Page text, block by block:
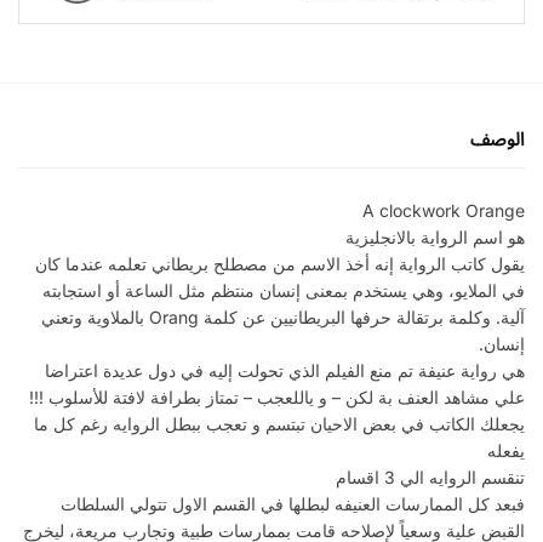
الوصف
A clockwork Orange
هو اسم الرواية بالانجليزية
يقول كاتب الرواية إنه أخذ الاسم من مصطلح بريطاني تعلمه عندما كان
في الملايو، وهي يستخدم بمعنى إنسان منتظم مثل الساعة أو استجابته
آلية. وكلمة برتقالة حرفها البريطانيين عن كلمة Orang بالملاوية وتعني
إنسان.
هي رواية عنيفة تم منع الفيلم الذي تحولت إليه في دول عديدة اعتراضا
علي مشاهد العنف بة لكن – و ياللعجب – تمتاز بطرافة لافتة للأسلوب !!!
يجعلك الكاتب في بعض الاحيان تبتسم و تعجب ببطل الروايه رغم كل ما
يفعله
تنقسم الروايه الي 3 اقسام
فبعد كل الممارسات العنيفه لبطلها في القسم الاول تتولي السلطات
القبض علية وسعياً لإصلاحه قامت بممارسات طبية وتجارب مريعة، ليخرج